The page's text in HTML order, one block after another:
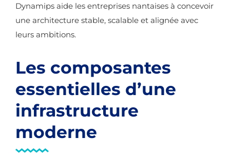
Dynamips aide les entreprises nantaises à concevoir
une architecture stable, scalable et alignée avec
leurs ambitions.
Les composantes
essentielles d’une
infrastructure
moderne